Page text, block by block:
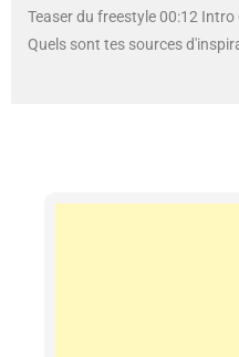
Teaser du freestyle 00:12
Quels sont tes sources